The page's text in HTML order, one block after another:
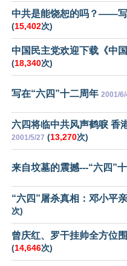
中共是能饶恕的吗？——
(15,402次)
中国民主党欢迎下载《中
(18,340次)
写在“六四”十二周年 2001/
六四将临中共风声鹤唳 香
2001/5/27 (13,270次)
来自坟墓的震撼---“六四”
“六四”屠杀真相：邓小平
次)
曾庆红、罗干挂帅全方位
(14,646次)